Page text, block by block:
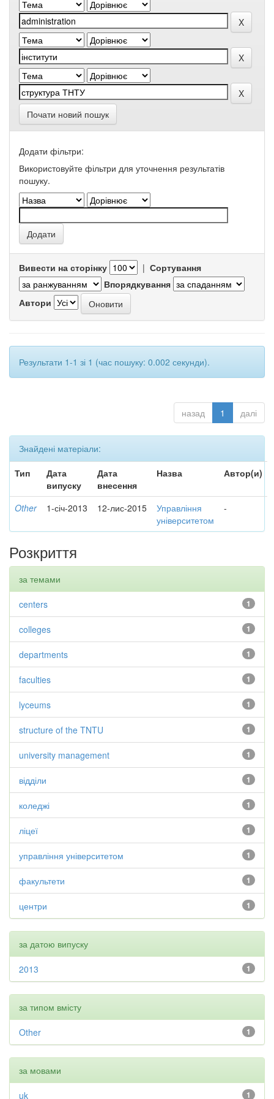
Почати новий пошук
Додати фільтри:
Використовуйте фільтри для уточнення результатів
пошуку.
Вивести на сторінку | Сортування
Впорядкування
Автори
Результати 1-1 зі 1 (час пошуку: 0.002 секунди).
назад 1 далі
Знайдені матеріали:
Тип
Дата
випуску
Дата
внесення
Назва Автор(и)
Other 1-січ-2013 12-лис-2015
Управління
університетом
-
Розкриття
за темами
1
centers
1
colleges
1
departments
1
faculties
1
lyceums
1
structure of the TNTU
1
university management
1
відділи
1
коледжі
1
ліцеї
1
управління університетом
1
факультети
1
центри
за датою випуску
1
2013
за типом вмісту
1
Other
за мовами
1
uk